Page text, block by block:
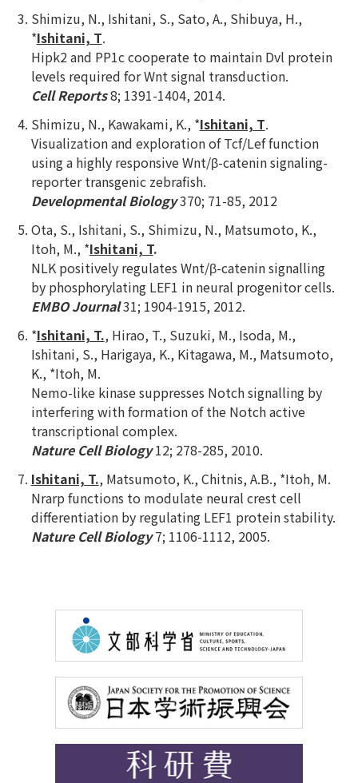
Shimizu, N., Ishitani, S., Sato, A., Shibuya, H.,
*Ishitani, T.
Hipk2 and PP1c cooperate to maintain Dvl protein
levels required for Wnt signal transduction.
Cell Reports8; 1391-1404, 2014.
Shimizu, N., Kawakami, K., *Ishitani, T.
Visualization and exploration of Tcf/Lef function
using a highly responsive Wnt/β-catenin signaling-
reporter transgenic zebrafish.
Developmental Biology370; 71-85, 2012
Ota, S., Ishitani, S., Shimizu, N., Matsumoto, K.,
Itoh, M., *Ishitani, T.
NLK positively regulates Wnt/β-catenin signalling
by phosphorylating LEF1 in neural progenitor cells.
EMBO Journal31; 1904-1915, 2012.
*Ishitani, T., Hirao, T., Suzuki, M., Isoda, M.,
Ishitani, S., Harigaya, K., Kitagawa, M., Matsumoto,
K., *Itoh, M.
Nemo-like kinase suppresses Notch signalling by
interfering with formation of the Notch active
transcriptional complex.
Nature Cell Biology12; 278-285, 2010.
Ishitani, T., Matsumoto, K., Chitnis, A.B., *Itoh, M.
Nrarp functions to modulate neural crest cell
differentiation by regulating LEF1 protein stability.
Nature Cell Biology7; 1106-1112, 2005.